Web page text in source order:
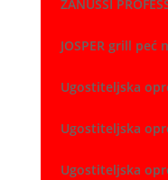
ZANUSSI
JOSPER grill
Ugostiteljska
Ugostiteljska
Ugostiteljska